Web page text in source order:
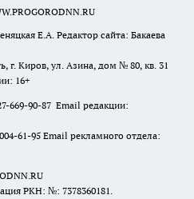
Е.А. Редактор сайта: Бакаева
г. Киров, ул. Азина, дом № 80, кв. 31
16+
669-90-87 Email редакции:
61-95 Email рекламного отдела:
РКН: №: 7378360181.